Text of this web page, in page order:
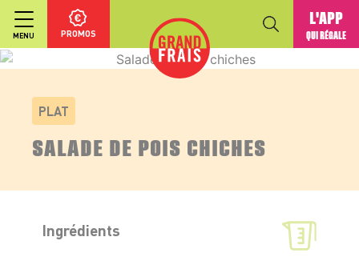
MENU PROMOS
L'APP
QUI RÉGALE
PLAT
SALADE DE POIS CHICHES
Ingrédients